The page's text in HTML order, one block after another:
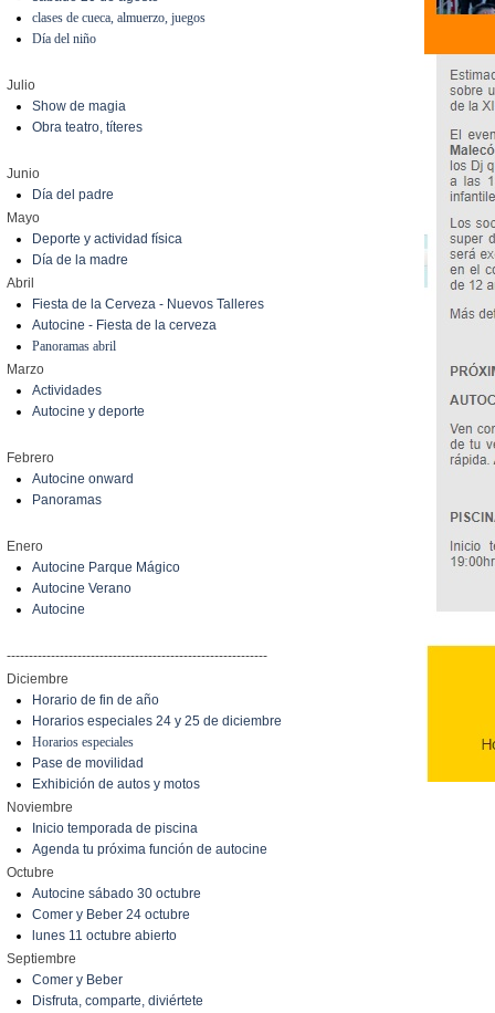
clases de cueca, almuerzo, juegos
Día del niño
Julio
Show de magia
Obra teatro, títeres
Junio
Día del padre
Mayo
Deporte y actividad física
Día de la madre
Abril
Fiesta de la Cerveza - Nuevos Talleres
Autocine - Fiesta de la cerveza
Panoramas abril
Marzo
Actividades
Autocine y deporte
Febrero
Autocine onward
Panoramas
Enero
Autocine Parque Mágico
Autocine Verano
Autocine
-----------------------------------------------------------
Diciembre
Horario de fin de año
Horarios especiales 24 y 25 de diciembre
Horarios especiales
Pase de movilidad
Exhibición de autos y motos
Noviembre
Inicio temporada de piscina
Agenda tu próxima función de autocine
Octubre
Autocine sábado 30 octubre
Comer y Beber 24 octubre
lunes 11 octubre abierto
Septiembre
Comer y Beber
Disfruta, comparte, diviértete